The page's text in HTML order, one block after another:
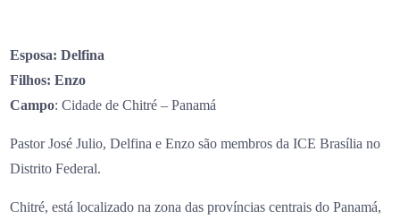
Esposa: Delfina
Filhos: Enzo
Campo: Cidade de Chitré – Panamá
Pastor José Julio, Delfina e Enzo são membros da ICE Brasília no
Distrito Federal.
Chitré, está localizado na zona das províncias centrais do Panamá,